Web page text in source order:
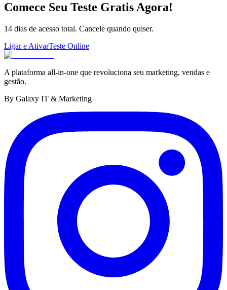
Comece Seu Teste Gratis Agora!
14 dias de acesso total. Cancele quando quiser.
Ligar e AtivarTeste Online
A plataforma all-in-one que revoluciona seu marketing, vendas e
gestão.
By Galaxy IT & Marketing